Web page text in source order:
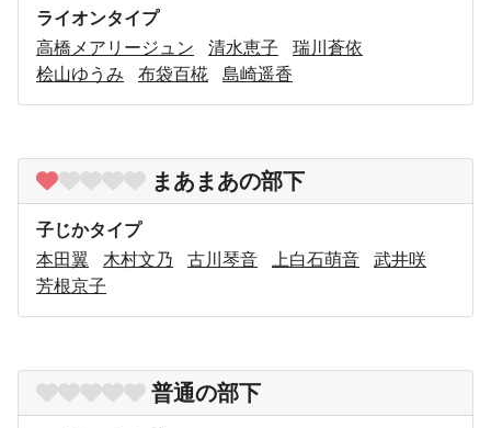
ライオンタイプ
高橋メアリージュン
清水恵子
瑞川蒼依
桧山ゆうみ
布袋百椛 島崎遥香
まあまあの部下
子じかタイプ
本田翼
木村文乃 古川琴音 上白石萌音
武井咲
芳根京子
普通の部下